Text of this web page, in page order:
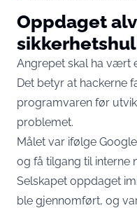
Oppdaget
Angrepet skal ha vært
Det betyr at hackerne
programvaren før
problemet.
Målet var ifølge
og få tilgang til interne
Selskapet oppdaget
ble gjennomført, og